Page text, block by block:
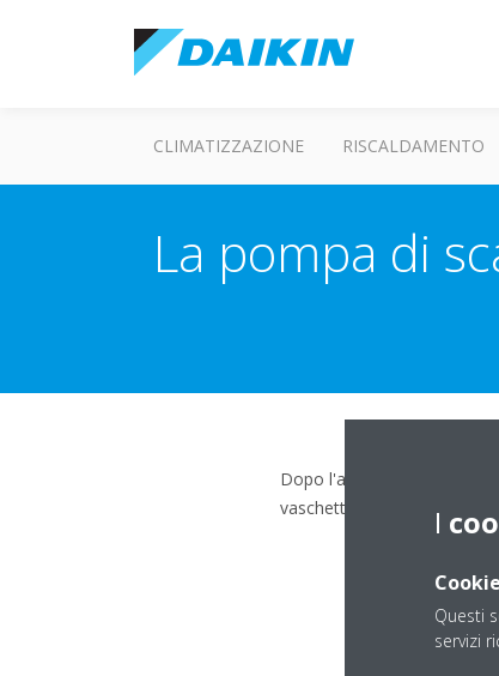
CLIMATIZZAZIONE RISCALDAMENTO
La pompa di
Dopo l'arresto del
vaschetta di scarico I
Questi
servizi